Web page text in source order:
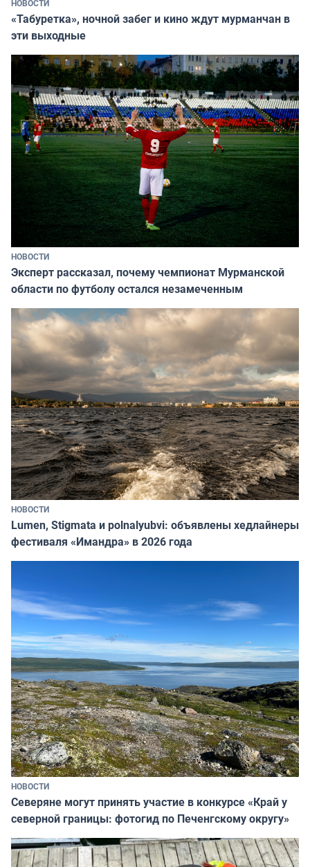
НОВОСТИ
«Табуретка», ночной забег и кино ждут мурманчан в
эти выходные
НОВОСТИ
Эксперт рассказал, почему чемпионат Мурманской
области по футболу остался незамеченным
НОВОСТИ
Lumen, Stigmata и polnalyubvi: объявлены хедлайнеры
фестиваля «Имандра» в 2026 года
НОВОСТИ
Северяне могут принять участие в конкурсе «Край у
северной границы: фотогид по Печенгскому округу»